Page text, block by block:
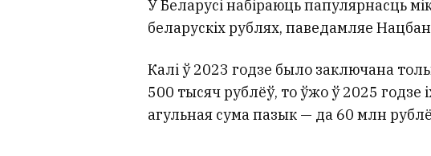
У Беларусі набіраюць папулярнасць
беларускіх рублях, паведамляе
Калі ў 2023 годзе было заключана
500 тысяч рублёў, то ўжо ў 2025 годзе
агульная сума пазык — да 60 млн